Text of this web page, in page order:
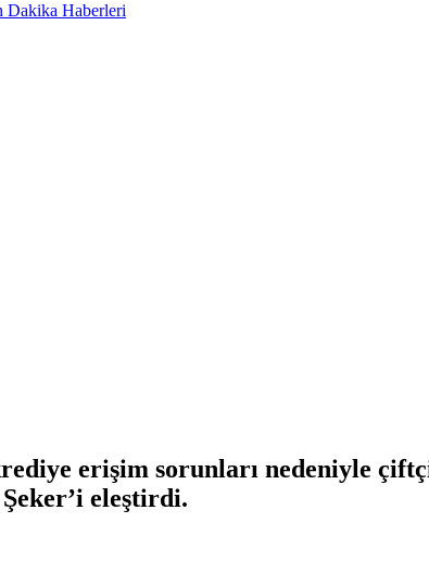
Dakika Haberleri
erişim sorunları nedeniyle
eleştirdi.